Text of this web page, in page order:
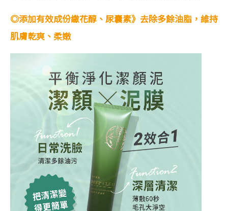
◎添加有效成份繖花醇、尿囊素》去除多餘油脂，維持
肌膚乾爽、柔嫩